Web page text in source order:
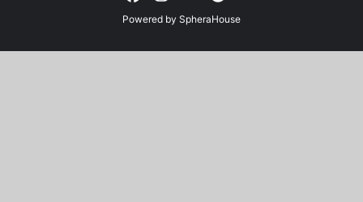
Powered by SpheraHouse